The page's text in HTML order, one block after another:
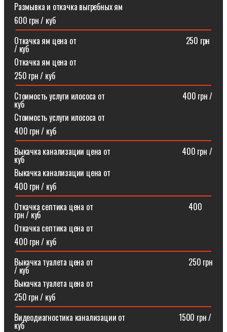
Размывка и откачка выгребных ям
600 грн / куб
Откачка ям цена от ⠀⠀⠀⠀⠀⠀⠀⠀⠀⠀⠀⠀⠀⠀⠀⠀⠀⠀250 грн
/ куб
Откачка ям цена от
250 грн / куб
Стоимость услуги илососа от⠀⠀⠀⠀⠀⠀⠀⠀⠀⠀⠀⠀⠀400 грн /
куб
Стоимость услуги илососа от
400 грн / куб
Выкачка канализации цена от⠀⠀⠀⠀⠀⠀⠀⠀⠀⠀⠀⠀400 грн /
куб
Выкачка канализации цена от
400 грн / куб
Откачка септика цена от⠀⠀⠀⠀⠀⠀⠀⠀⠀⠀⠀⠀⠀⠀⠀⠀400
грн / куб
Откачка септика цена от
400 грн / куб
Выкачка туалета цена от⠀⠀⠀⠀⠀⠀⠀⠀⠀⠀⠀⠀⠀⠀⠀⠀250 грн
/ куб
Выкачка туалета цена от
250 грн / куб
Видеодиагностика канализации от⠀⠀⠀⠀⠀⠀⠀⠀⠀1500 грн /
куб